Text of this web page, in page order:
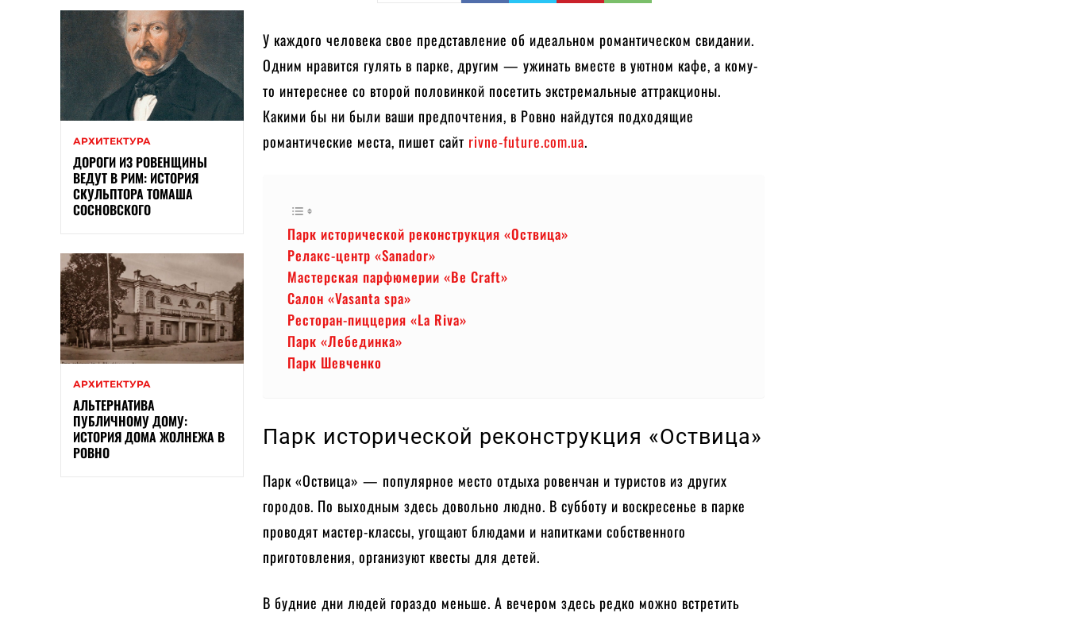
АРХИТЕКТУРА
ДОРОГИ ИЗ РОВЕНЩИНЫ
ВЕДУТ В РИМ: ИСТОРИЯ
СКУЛЬПТОРА ТОМАША
СОСНОВСКОГО
АРХИТЕКТУРА
АЛЬТЕРНАТИВА
ПУБЛИЧНОМУ ДОМУ:
ИСТОРИЯ ДОМА ЖОЛНЕЖА В
РОВНО
У каждого человека свое представление об идеальном романтическом свидании.
Одним нравится гулять в парке, другим — ужинать вместе в уютном кафе, а кому-
то интереснее со второй половинкой посетить экстремальные аттракционы.
Какими бы ни были ваши предпочтения, в Ровно найдутся подходящие
романтические места, пишет сайт rivne-future.com.ua.
Парк исторической реконструкция «Оствица»
Релакс-центр «Sanador»
Мастерская парфюмерии «Be Craft»
Салон «Vasanta spa»
Ресторан-пиццерия «La Riva»
Парк «Лебединка»
Парк Шевченко
Парк исторической реконструкция «Оствица»
Парк «Оствица» — популярное место отдыха ровенчан и туристов из других
городов. По выходным здесь довольно людно. В субботу и воскресенье в парке
проводят мастер-классы, угощают блюдами и напитками собственного
приготовления, организуют квесты для детей.
В будние дни людей гораздо меньше. А вечером здесь редко можно встретить